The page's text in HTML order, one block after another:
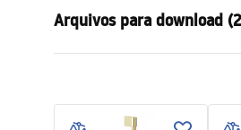
Método de instalação
Cor
Arquivos para download